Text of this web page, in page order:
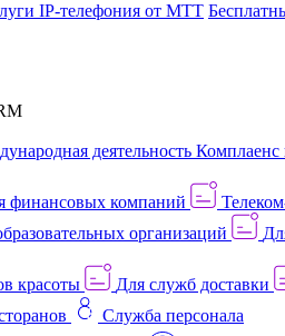
IP-телефония от МТТ
деятельность Комплаенс
финансовых компаний
организаций
красоты Для служб доставки
Служба персонала